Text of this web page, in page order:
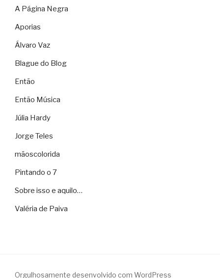
A Página Negra
Aporias
Álvaro Vaz
Blague do Blog
Então
Então Música
Júlia Hardy
Jorge Teles
mãoscolorida
Pintando o 7
Sobre isso e aquilo…
Valéria de Paiva
Orgulhosamente desenvolvido com WordPress